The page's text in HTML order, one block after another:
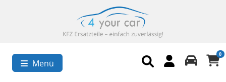
Menü
0